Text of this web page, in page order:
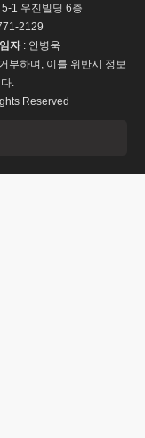
1 우진빌딩 6층
2129
자: 안병욱
부하며, 이를 위반시 정보
.
Reserved